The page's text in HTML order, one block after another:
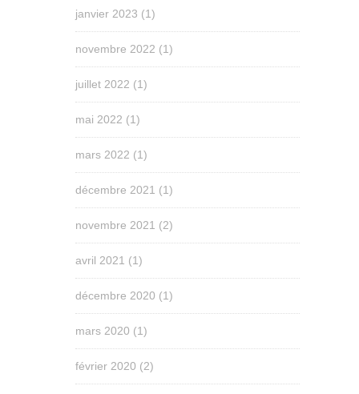
janvier 2023 (1)
novembre 2022 (1)
juillet 2022 (1)
mai 2022 (1)
mars 2022 (1)
décembre 2021 (1)
novembre 2021 (2)
avril 2021 (1)
décembre 2020 (1)
mars 2020 (1)
février 2020 (2)